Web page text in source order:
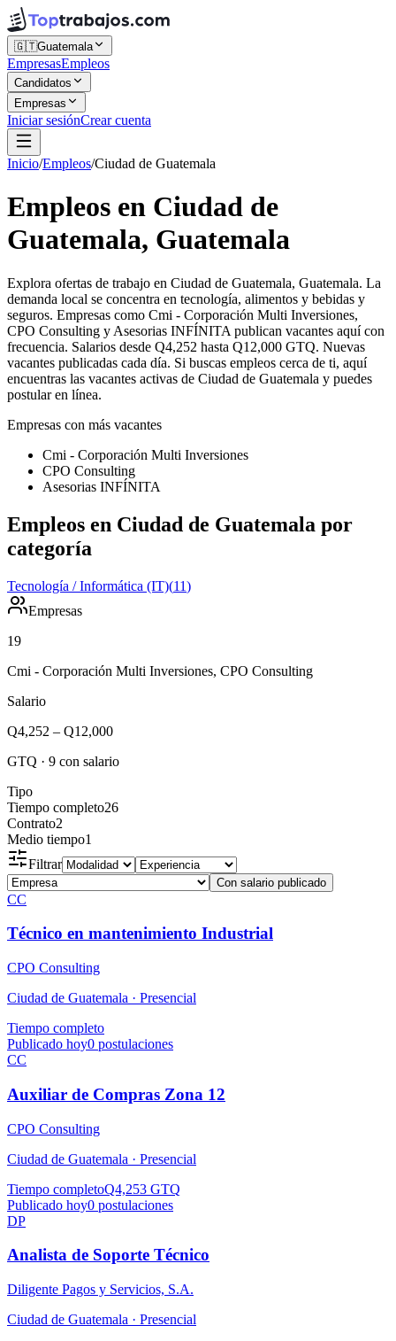
🇬🇹Guatemala
EmpresasEmpleos
Candidatos
Empresas
Iniciar sesiónCrear cuenta
Inicio/Empleos/Ciudad de Guatemala
Empleos en Ciudad de
Guatemala, Guatemala
Explora ofertas de trabajo en Ciudad de Guatemala, Guatemala. La
demanda local se concentra en tecnología, alimentos y bebidas y
seguros. Empresas como Cmi - Corporación Multi Inversiones,
CPO Consulting y Asesorias INFÍNITA publican vacantes aquí con
frecuencia. Salarios desde Q4,252 hasta Q12,000 GTQ. Nuevas
vacantes publicadas cada día. Si buscas empleos cerca de ti, aquí
encuentras las vacantes activas de Ciudad de Guatemala y puedes
postular en línea.
Empresas con más vacantes
Cmi - Corporación Multi Inversiones
CPO Consulting
Asesorias INFÍNITA
Empleos en Ciudad de Guatemala por
categoría
Tecnología / Informática (IT)(11)
Empresas
19
Cmi - Corporación Multi Inversiones, CPO Consulting
Salario
Q4,252 – Q12,000
GTQ · 9 con salario
Tipo
Tiempo completo26
Contrato2
Medio tiempo1
Filtrar
Con salario publicado
CC
Técnico en mantenimiento Industrial
CPO Consulting
Ciudad de Guatemala · Presencial
Tiempo completo
Publicado hoy0 postulaciones
CC
Auxiliar de Compras Zona 12
CPO Consulting
Ciudad de Guatemala · Presencial
Tiempo completoQ4,253 GTQ
Publicado hoy0 postulaciones
DP
Analista de Soporte Técnico
Diligente Pagos y Servicios, S.A.
Ciudad de Guatemala · Presencial